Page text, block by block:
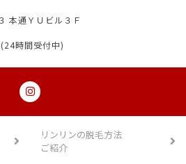
本通ＹＵビル３Ｆ
時間受付中)
リンリンの脱毛方法
ご紹介